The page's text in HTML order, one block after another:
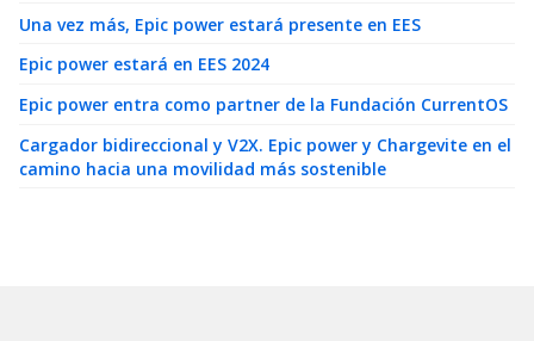
Una vez más, Epic power estará presente en EES
Epic power estará en EES 2024
Epic power entra como partner de la Fundación CurrentOS
Cargador bidireccional y V2X. Epic power y Chargevite en el
camino hacia una movilidad más sostenible